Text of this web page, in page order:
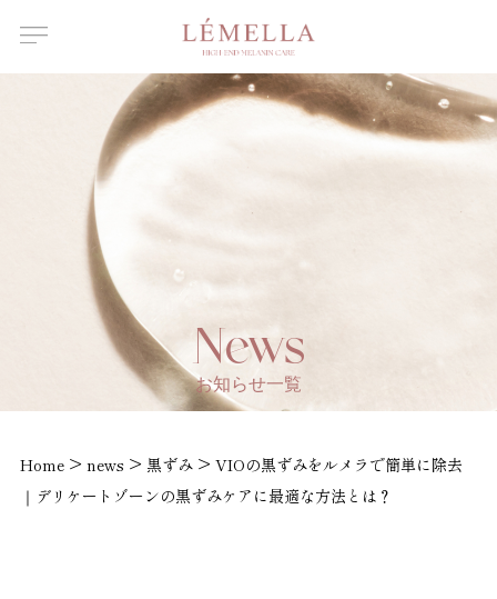
About Us
ルメラについて
Features
ルメラの特徴
Introductory
course
ルメラ導入講習について
Certified
Instructor
認定講師一覧
Salons /
Clinics
News
News
お知らせ一覧
Home > news > 黒ずみ > VIOの黒ずみをルメラで簡単に除去
｜デリケートゾーンの黒ずみケアに最適な方法とは？